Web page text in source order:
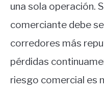
una sola operación.
comerciante debe
corredores más
pérdidas
riesgo comercial es